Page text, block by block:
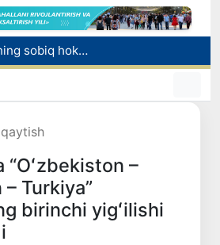
Samarqandda yuk mashinasi yo‘l-transport hodisasiga uchradi, oqibatda haydovchi halok bo‘ldi
Buxoro viloyatida tibbiyot yo‘nalishidagi o‘qishga kiritib qo‘yishni va’da bergan shaxs ushlandi
“Oʻzbekiston –
Turkiya”
birinchi yigʻilishi